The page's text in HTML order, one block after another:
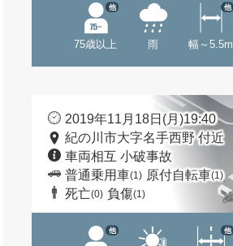
75歳以上
他
雨 幅～5.5m
他
2019年11月18日(月)19:40
紀の川市大字名手西野 付近
車両相互 小破事故
普通乗用車(1) 原付自転車(1)
死亡(0) 負傷(1)
他 他